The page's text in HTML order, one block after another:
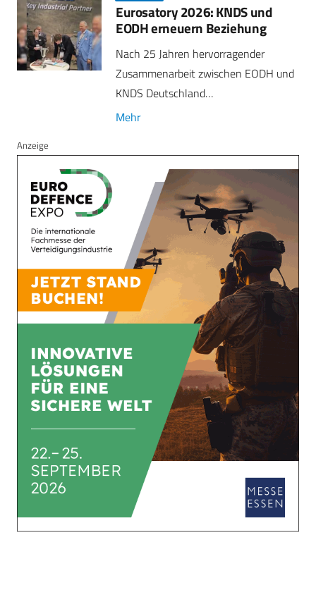
Eurosatory 2026: KNDS und
EODH erneuern Beziehung
Nach 25 Jahren hervorragender
Zusammenarbeit zwischen EODH und
KNDS Deutschland…
Mehr
Anzeige